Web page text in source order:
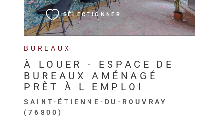
BUREAUX
À LOUER - ESPACE DE
BUREAUX AMÉNAGÉ
PRÊT À L'EMPLOI
SAINT-ÉTIENNE-DU-ROUVRAY
(76800)
SÉLECTIONNER